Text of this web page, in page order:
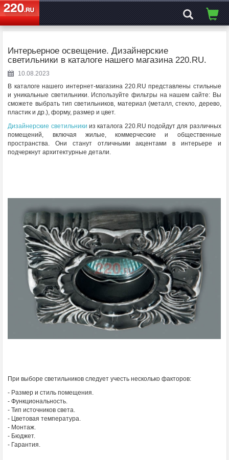
ЭЛЕКТРОСАЙТ№1
Интерьерное освещение. Дизайнерские
светильники в каталоге нашего магазина 220.RU.
10.08.2023
В каталоге нашего интернет-магазина 220.RU представлены стильные
и уникальные светильники. Используйте фильтры на нашем сайте: Вы
сможете выбрать тип светильников, материал (металл, стекло, дерево,
пластик и др.), форму, размер и цвет.
Дизайнерские светильники из каталога 220.RU подойдут для различных
помещений, включая жилые, коммерческие и общественные
пространства. Они станут отличными акцентами в интерьере и
подчеркнут архитектурные детали.
При выборе светильников следует учесть несколько факторов:
- Размер и стиль помещения.
- Функциональность.
- Тип источников света.
- Цветовая температура.
- Монтаж.
- Бюджет.
- Гарантия.